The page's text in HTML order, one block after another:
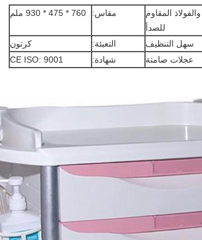
سبائك الألومنيوم ، ABS والفولاذ المقاوم
للصدأ
مقاس: 760 * 475 * 930 ملم
سهل التنظيف التعبئة:
كرتون
عجلات صامتة شهادة: CE ISO: 9001